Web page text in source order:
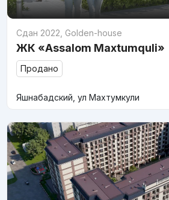
Сдан 2022 Golden-house
ЖК «Assalom Maxtumquli»
Продано
Яшнабадский, ул Махтумкули